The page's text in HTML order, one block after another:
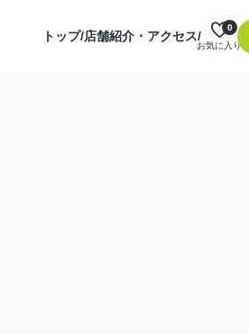
トップ/店舗紹介・アクセス/
お気に入り
0